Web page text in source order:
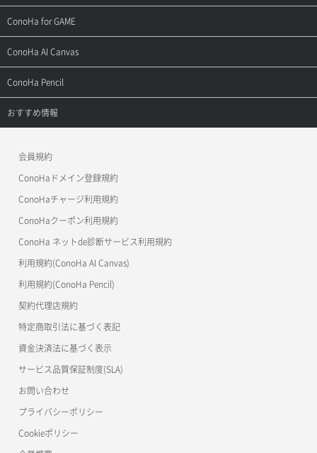
用語集
お問い合わせ
お乗り換えガイド
よくある質問
ご利用ガイド
APIドキュメントVPS2.0
APIドキュメントVPS3.0
サポートトップ
ご利用ガイド
APIドキュメントVPS2.0
APIドキュメントVPS3.0
ConoHa for GAME
サポートトップ
ご利用ガイド
ConoHa AI Canvas
サポートトップ
ご利用ガイド
ConoHa Pencil
サポートトップ
おすすめ情報
美雲このは徹底ガイド
会員規約
ConoHaドメイン登録規約
ConoHaチャージ利用規約
ConoHaクーポン利用規約
ConoHa ネットde診断サービス利用規約
利用規約(ConoHa AI Canvas)
利用規約(ConoHa Pencil)
契約代理店規約
特定商取引法に基づく表記
資金決済法に基づく表示
サービス品質保証制度(SLA)
お問い合わせ
プライバシーポリシー
Cookieポリシー